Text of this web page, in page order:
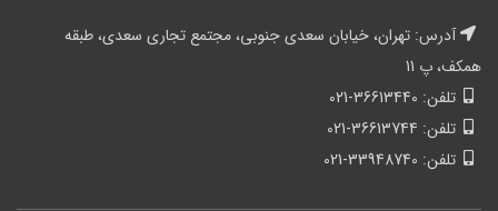
آدرس: تهران، خیابان سعدی جنوبی، مجتمع تجاری سعدی، طبقه
همکف، پ 11
تلفن: 36613440-021
تلفن: 36613744-021
تلفن: 33948740-021